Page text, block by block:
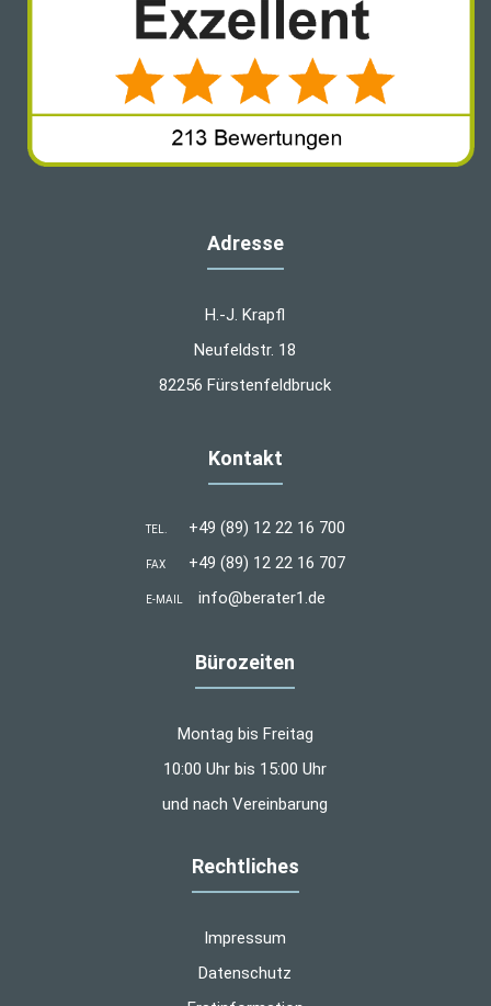
Adresse
H.-J. Krapfl
Neufeldstr. 18
82256 Fürstenfeldbruck
Kontakt
TEL. +49 (89) 12 22 16 700
FAX +49 (89) 12 22 16 707
E-MAIL info@berater1.de
Bürozeiten
Montag bis Freitag
10:00 Uhr bis 15:00 Uhr
und nach Vereinbarung
Rechtliches
Impressum
Datenschutz